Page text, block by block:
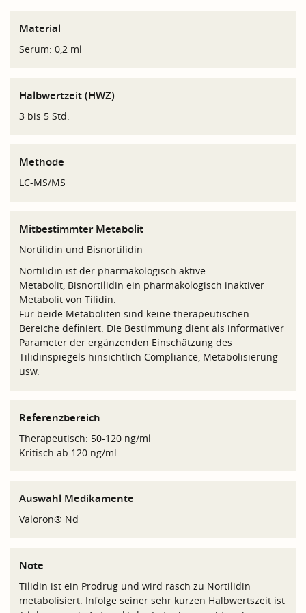
Material
Serum: 0,2 ml
Halbwertzeit (HWZ)
3 bis 5 Std.
Methode
LC-MS/MS
Mitbestimmter Metabolit
Nortilidin und Bisnortilidin
Nortilidin ist der pharmakologisch aktive
Metabolit, Bisnortilidin ein pharmakologisch inaktiver
Metabolit von Tilidin.
Für beide Metaboliten sind keine therapeutischen
Bereiche definiert. Die Bestimmung dient als informativer
Parameter der ergänzenden Einschätzung des
Tilidinspiegels hinsichtlich Compliance, Metabolisierung
usw.
Referenzbereich
Therapeutisch: 50-120 ng/ml
Kritisch ab 120 ng/ml
Auswahl Medikamente
Valoron® Nd
Note
Tilidin ist ein Prodrug und wird rasch zu Nortilidin
metabolisiert. Infolge seiner sehr kurzen Halbwertszeit ist